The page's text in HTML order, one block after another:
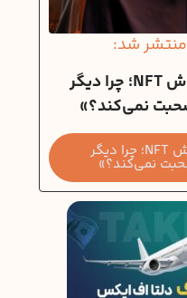
بولتن 112 - «مرگ خاموش NFT؛ چرا دیگر
بولتن 112 – «مرگ خاموش NFT؛ چرا دیگر